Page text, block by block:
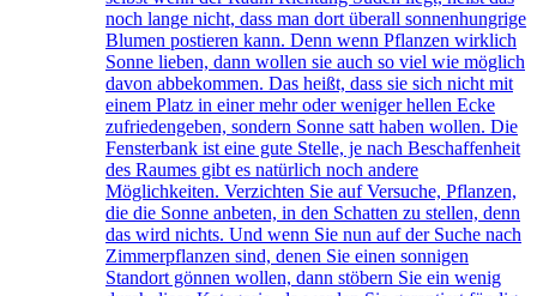
noch lange nicht, dass man dort überall sonnenhungrige
Blumen postieren kann. Denn wenn Pflanzen wirklich
Sonne lieben, dann wollen sie auch so viel wie möglich
davon abbekommen. Das heißt, dass sie sich nicht mit
einem Platz in einer mehr oder weniger hellen Ecke
zufriedengeben, sondern Sonne satt haben wollen. Die
Fensterbank ist eine gute Stelle, je nach Beschaffenheit
des Raumes gibt es natürlich noch andere
Möglichkeiten. Verzichten Sie auf Versuche, Pflanzen,
die die Sonne anbeten, in den Schatten zu stellen, denn
das wird nichts. Und wenn Sie nun auf der Suche nach
Zimmerpflanzen sind, denen Sie einen sonnigen
Standort gönnen wollen, dann stöbern Sie ein wenig